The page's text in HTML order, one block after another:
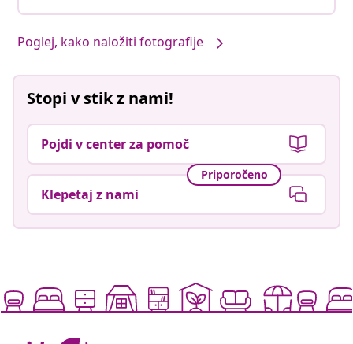
Poglej, kako naložiti fotografije
Stopi v stik z nami!
Pojdi v center za pomoč
Priporočeno
Klepetaj z nami